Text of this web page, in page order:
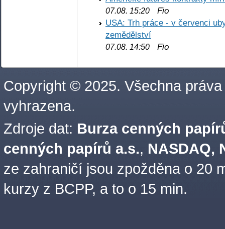
07.08. 15:20 Fio
USA: Trh práce - v červenci
zemědělství
07.08. 14:50 Fio
Copyright © 2025. Všechna práva
vyhrazena.
Zdroje dat: Burza cenných
cenných papírů a.s., NASDAQ,
ze zahraničí jsou zpožděna o 20
kurzy z BCPP, a to o 15 min.